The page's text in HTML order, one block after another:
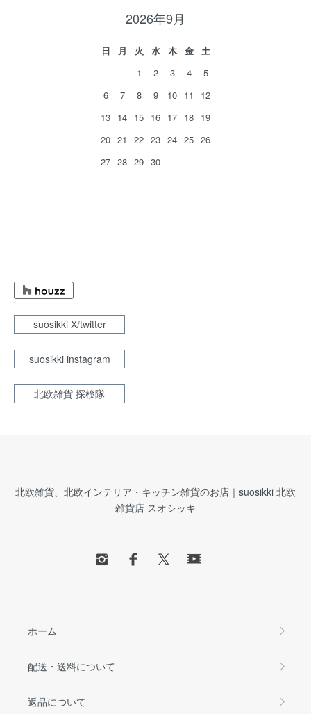
2026年9月
日 月 火 水 木 金
土
1
2 3 4
5
6
7 8 9 10 11
12
13 14 15 16 17 18 19
20 21 22 23 24 25 26
27 28 29 30
suosikki X/twitter
suosikki instagram
北欧雑貨 探検隊
北欧雑貨、北欧インテリア・キッチン雑貨のお店｜suosikki 北欧
雑貨店 スオシッキ
ホーム
配送・送料について
返品について